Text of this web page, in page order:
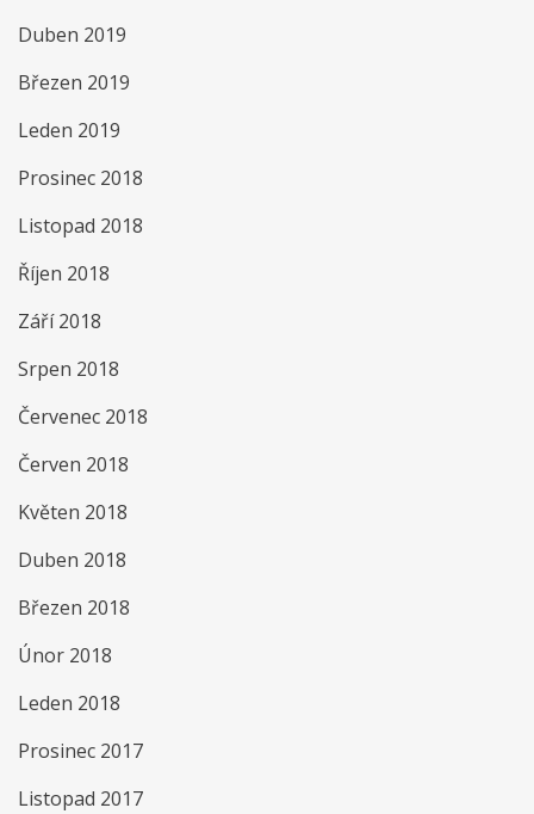
Duben 2019
Březen 2019
Leden 2019
Prosinec 2018
Listopad 2018
Říjen 2018
Září 2018
Srpen 2018
Červenec 2018
Červen 2018
Květen 2018
Duben 2018
Březen 2018
Únor 2018
Leden 2018
Prosinec 2017
Listopad 2017